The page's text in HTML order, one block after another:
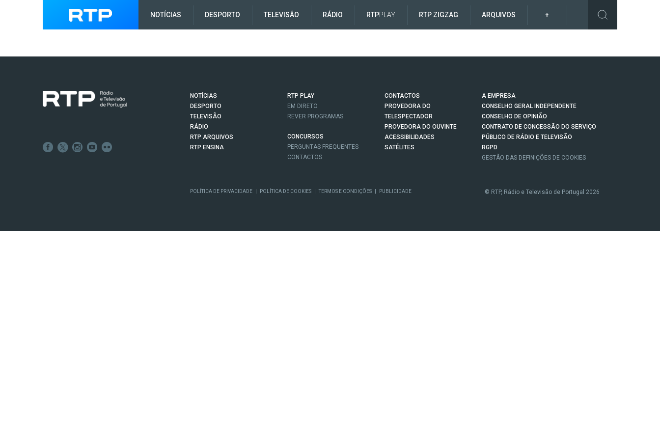
NOTÍCIAS DESPORTO TELEVISÃO RÁDIO RTPPLAY RTP ZIGZAG ARQUIVOS +
NOTÍCIAS
DESPORTO
TELEVISÃO
RÁDIO
RTP ARQUIVOS
RTP ENSINA
RTP PLAY
EM DIRETO
REVER PROGRAMAS
CONCURSOS
PERGUNTAS FREQUENTES
CONTACTOS
CONTACTOS
PROVEDORA DO
TELESPECTADOR
PROVEDORA DO OUVINTE
ACESSIBILIDADES
SATÉLITES
A EMPRESA
CONSELHO GERAL INDEPENDENTE
CONSELHO DE OPINIÃO
CONTRATO DE CONCESSÃO DO SERVIÇO
PÚBLICO DE RÁDIO E TELEVISÃO
RGPD
GESTÃO DAS DEFINIÇÕES DE COOKIES
POLÍTICA DE PRIVACIDADE POLÍTICA DE COOKIES TERMOS E CONDIÇÕES PUBLICIDADE © RTP, Rádio e Televisão de Portugal 2026